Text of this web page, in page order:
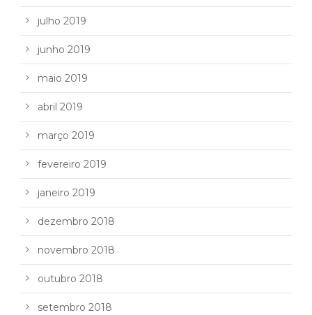
julho 2019
junho 2019
maio 2019
abril 2019
março 2019
fevereiro 2019
janeiro 2019
dezembro 2018
novembro 2018
outubro 2018
setembro 2018